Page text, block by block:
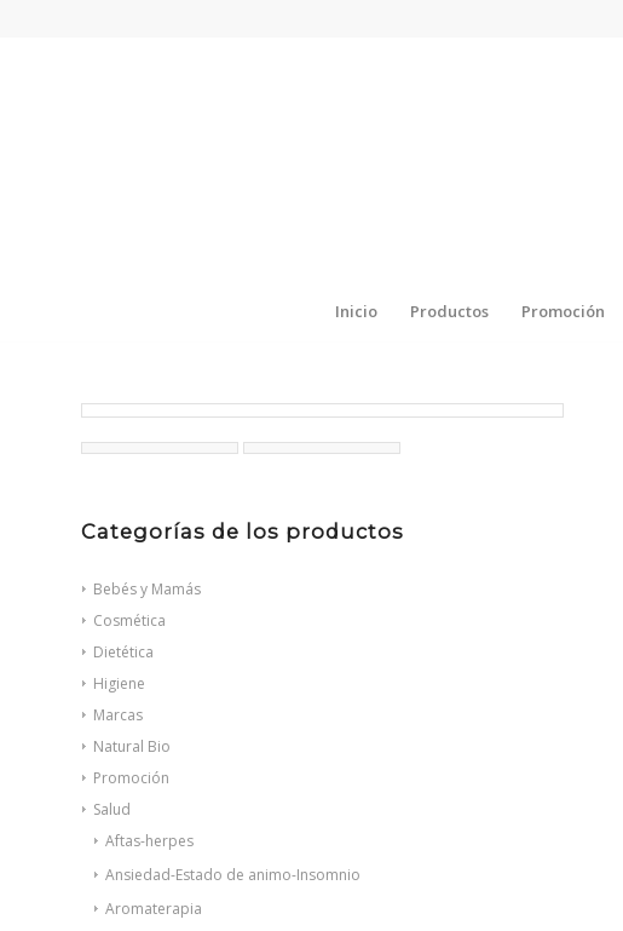
Inicio Productos Promoción
Categorías de los productos
Bebés y Mamás
Cosmética
Dietética
Higiene
Marcas
Natural Bio
Promoción
Salud
Aftas-herpes
Ansiedad-Estado de animo-Insomnio
Aromaterapia